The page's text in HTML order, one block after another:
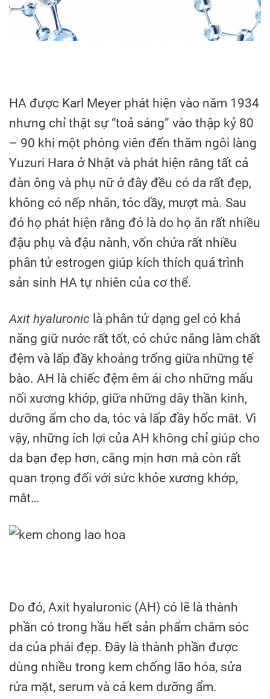
HA được Karl Meyer phát hiện vào năm 1934
nhưng chỉ thật sự “toả sáng” vào thập kỷ 80
– 90 khi một phóng viên đến thăm ngôi làng
Yuzuri Hara ở Nhật và phát hiện rằng tất cả
đàn ông và phụ nữ ở đây đều có da rất đẹp,
không có nếp nhăn, tóc dầy, mượt mà. Sau
đó họ phát hiện rằng đó là do họ ăn rất nhiều
đậu phụ và đậu nành, vốn chứa rất nhiều
phân tử estrogen giúp kích thích quá trình
sản sinh HA tự nhiên của cơ thể.
Axit hyaluronic là phân tử dạng gel có khả
năng giữ nước rất tốt, có chức năng làm chất
đệm và lấp đầy khoảng trống giữa những tế
bào. AH là chiếc đệm êm ái cho những mấu
nối xương khớp, giữa những dây thần kinh,
dưỡng ẩm cho da, tóc và lấp đầy hốc mắt. Vì
vậy, những ích lợi của AH không chỉ giúp cho
da bạn đẹp hơn, căng mịn hơn mà còn rất
quan trọng đối với sức khỏe xương khớp,
mắt…
Do đó, Axit hyaluronic (AH) có lẽ là thành
phần có trong hầu hết sản phẩm chăm sóc
da của phái đẹp. Đây là thành phần được
dùng nhiều trong kem chống lão hóa, sửa
rửa mặt, serum và cả kem dưỡng ẩm.